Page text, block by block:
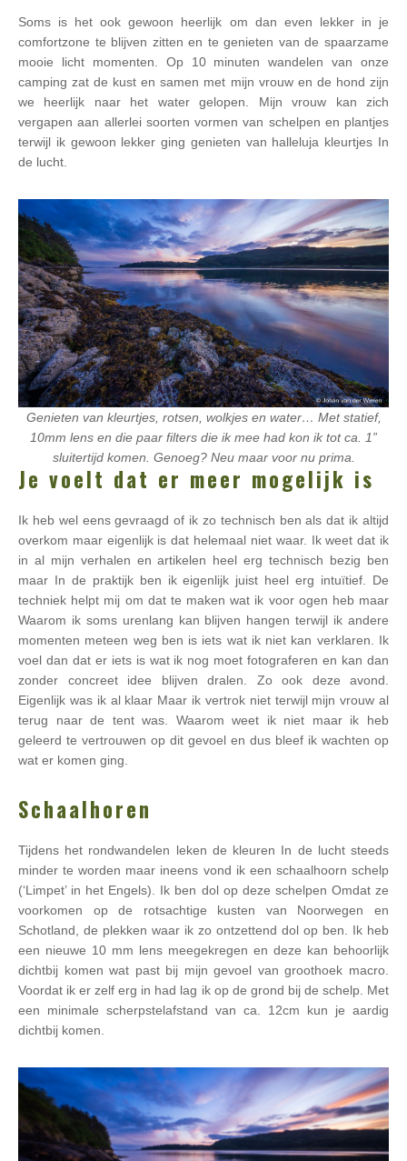
Soms is het ook gewoon heerlijk om dan even lekker in je
comfortzone te blijven zitten en te genieten van de spaarzame
mooie licht momenten. Op 10 minuten wandelen van onze
camping zat de kust en samen met mijn vrouw en de hond zijn
we heerlijk naar het water gelopen. Mijn vrouw kan zich
vergapen aan allerlei soorten vormen van schelpen en plantjes
terwijl ik gewoon lekker ging genieten van halleluja kleurtjes In
de lucht.
Genieten van kleurtjes, rotsen, wolkjes en water… Met statief,
10mm lens en die paar filters die ik mee had kon ik tot ca. 1”
sluitertijd komen. Genoeg? Neu maar voor nu prima.
Je voelt dat er meer mogelijk is
Ik heb wel eens gevraagd of ik zo technisch ben als dat ik altijd
overkom maar eigenlijk is dat helemaal niet waar. Ik weet dat ik
in al mijn verhalen en artikelen heel erg technisch bezig ben
maar In de praktijk ben ik eigenlijk juist heel erg intuïtief. De
techniek helpt mij om dat te maken wat ik voor ogen heb maar
Waarom ik soms urenlang kan blijven hangen terwijl ik andere
momenten meteen weg ben is iets wat ik niet kan verklaren. Ik
voel dan dat er iets is wat ik nog moet fotograferen en kan dan
zonder concreet idee blijven dralen. Zo ook deze avond.
Eigenlijk was ik al klaar Maar ik vertrok niet terwijl mijn vrouw al
terug naar de tent was. Waarom weet ik niet maar ik heb
geleerd te vertrouwen op dit gevoel en dus bleef ik wachten op
wat er komen ging.
Schaalhoren
Tijdens het rondwandelen leken de kleuren In de lucht steeds
minder te worden maar ineens vond ik een schaalhoorn schelp
(‘Limpet’ in het Engels). Ik ben dol op deze schelpen Omdat ze
voorkomen op de rotsachtige kusten van Noorwegen en
Schotland, de plekken waar ik zo ontzettend dol op ben. Ik heb
een nieuwe 10 mm lens meegekregen en deze kan behoorlijk
dichtbij komen wat past bij mijn gevoel van groothoek macro.
Voordat ik er zelf erg in had lag ik op de grond bij de schelp. Met
een minimale scherpstelafstand van ca. 12cm kun je aardig
dichtbij komen.